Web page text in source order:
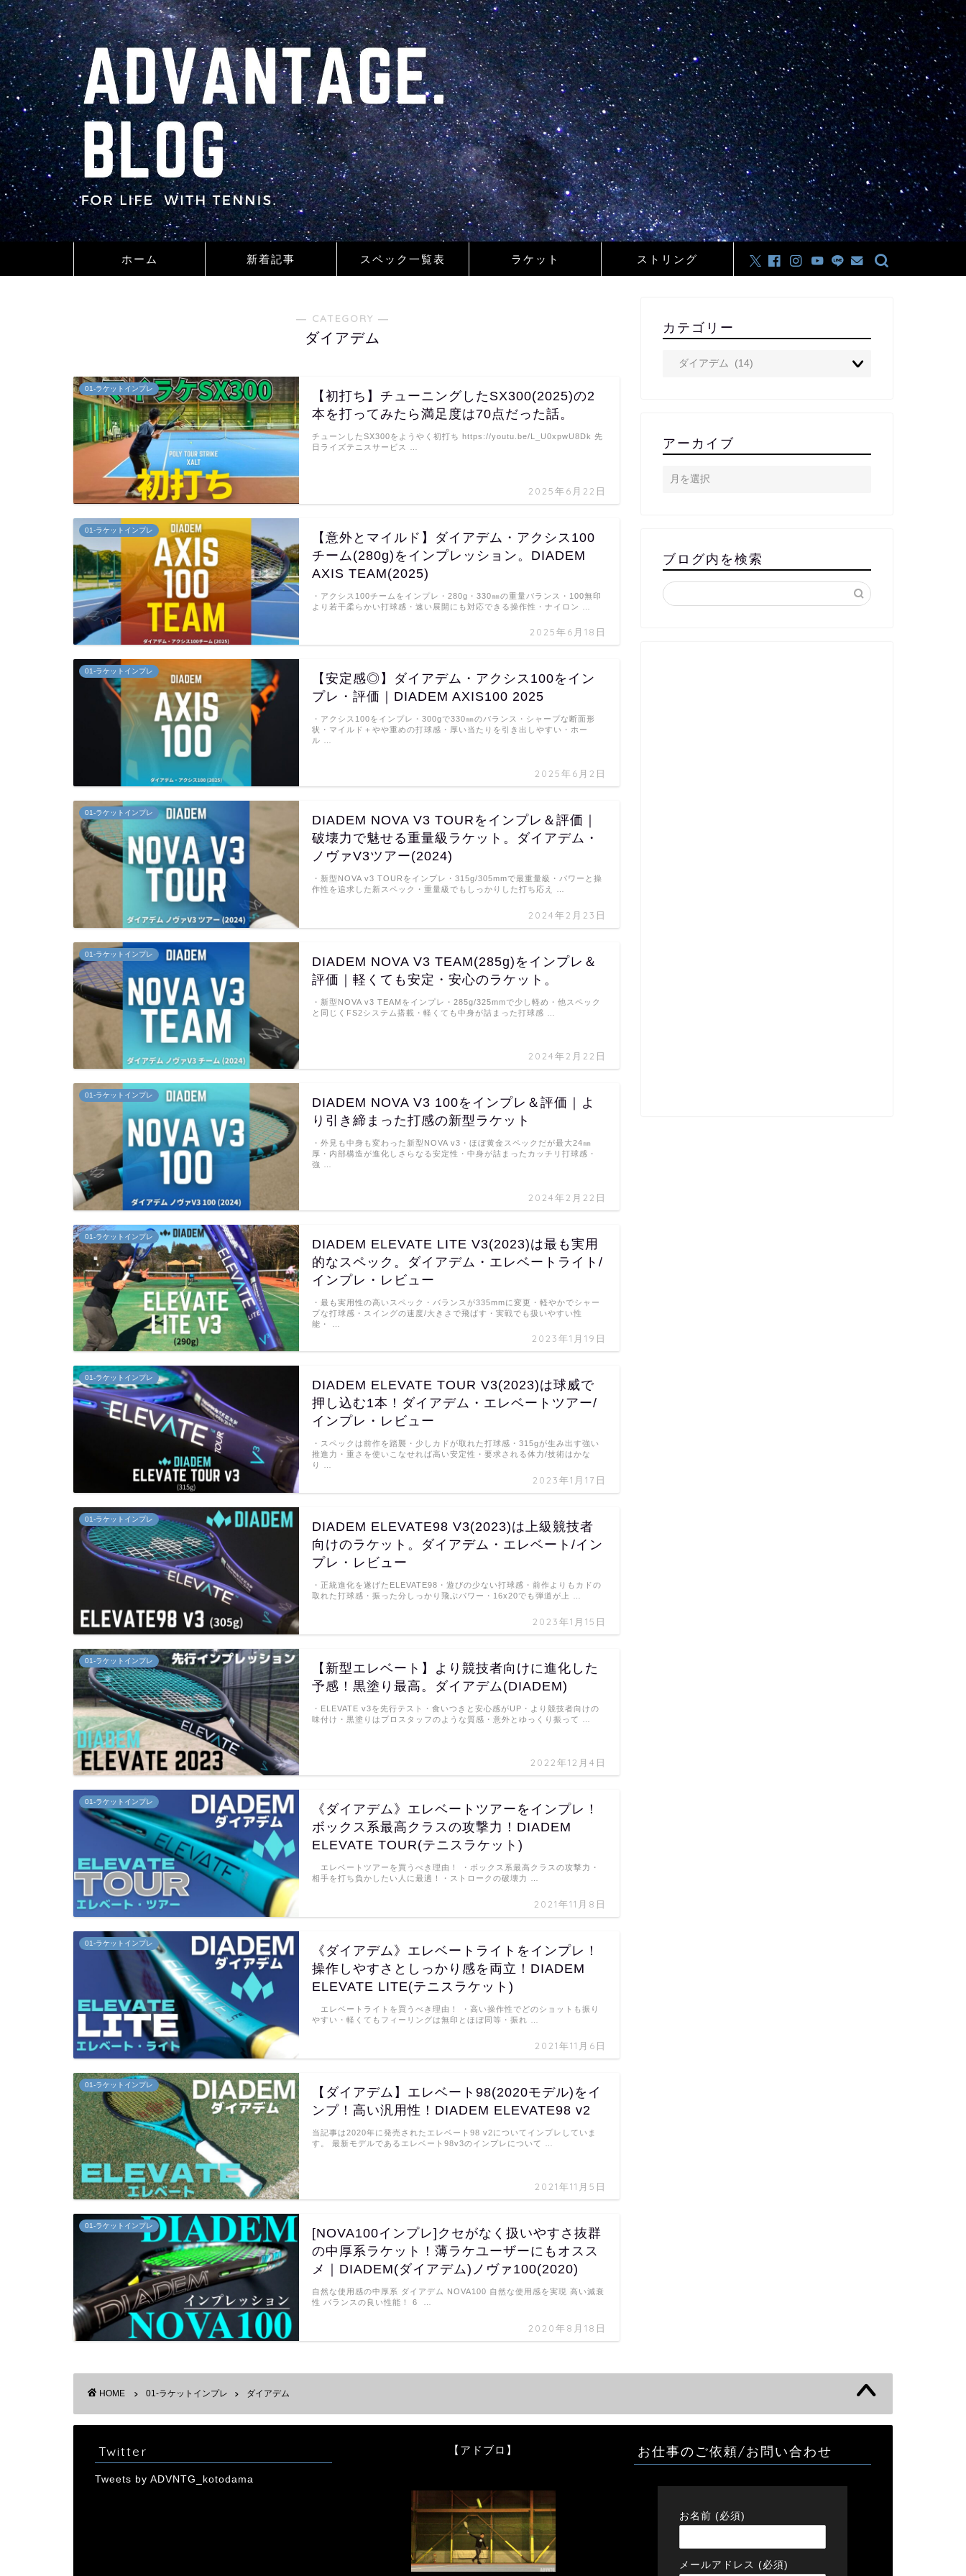
ホーム 新着記事 スペック一覧表 ラケット ストリング
― CATEGORY ―
ダイアデム
01-ラケットインプレ
【初打ち】チューニングしたSX300(2025)の2
本を打ってみたら満足度は70点だった話。
2025年6月22日
チューンしたSX300をようやく初打ち https://youtu.be/L_U0xpwU8Dk 先
日ライズテニスサービス …
01-ラケットインプレ
【意外とマイルド】ダイアデム・アクシス100
チーム(280g)をインプレッション。DIADEM
AXIS TEAM(2025)
2025年6月18日
・アクシス100チームをインプレ・280g・330㎜の重量バランス・100無印
より若干柔らかい打球感・速い展開にも対応できる操作性・ナイロン …
01-ラケットインプレ
【安定感◎】ダイアデム・アクシス100をイン
プレ・評価｜DIADEM AXIS100 2025
2025年6月2日
・アクシス100をインプレ・300gで330㎜のバランス・シャープな断面形
状・マイルド＋やや重めの打球感・厚い当たりを引き出しやすい・ホー
ル …
01-ラケットインプレ
DIADEM NOVA V3 TOURをインプレ＆評価｜
破壊力で魅せる重量級ラケット。ダイアデム・
ノヴァV3ツアー(2024)
2024年2月23日
・新型NOVA v3 TOURをインプレ・315g/305mmで最重量級・パワーと操
作性を追求した新スペック・重量級でもしっかりした打ち応え …
01-ラケットインプレ
DIADEM NOVA V3 TEAM(285g)をインプレ＆
評価｜軽くても安定・安心のラケット。
2024年2月22日
・新型NOVA v3 TEAMをインプレ・285g/325mmで少し軽め・他スペック
と同じくFS2システム搭載・軽くても中身が詰まった打球感 …
01-ラケットインプレ
DIADEM NOVA V3 100をインプレ＆評価｜よ
り引き締まった打感の新型ラケット
2024年2月22日
・外見も中身も変わった新型NOVA v3・ほぼ黄金スペックだが最大24㎜
厚・内部構造が進化しさらなる安定性・中身が詰まったカッチリ打球感・
強 …
01-ラケットインプレ
DIADEM ELEVATE LITE V3(2023)は最も実用
的なスペック。ダイアデム・エレベートライト/
インプレ・レビュー
2023年1月19日
・最も実用性の高いスペック・バランスが335mmに変更・軽やかでシャー
プな打球感・スイングの速度/大きさで飛ばす・実戦でも扱いやすい性
能・ …
01-ラケットインプレ
DIADEM ELEVATE TOUR V3(2023)は球威で
押し込む1本！ダイアデム・エレベートツアー/
インプレ・レビュー
2023年1月17日
・スペックは前作を踏襲・少しカドが取れた打球感・315gが生み出す強い
推進力・重さを使いこなせれば高い安定性・要求される体力/技術はかな
り …
01-ラケットインプレ
DIADEM ELEVATE98 V3(2023)は上級競技者
向けのラケット。ダイアデム・エレベート/イン
プレ・レビュー
2023年1月15日
・正統進化を遂げたELEVATE98・遊びの少ない打球感・前作よりもカドの
取れた打球感・振った分しっかり飛ぶパワー・16x20でも弾道が上 …
01-ラケットインプレ
【新型エレベート】より競技者向けに進化した
予感！黒塗り最高。ダイアデム(DIADEM)
2022年12月4日
・ELEVATE v3を先行テスト・食いつきと安心感がUP・より競技者向けの
味付け・黒塗りはプロスタッフのような質感・意外とゆっくり振って …
01-ラケットインプレ
《ダイアデム》エレベートツアーをインプレ！
ボックス系最高クラスの攻撃力！DIADEM
ELEVATE TOUR(テニスラケット)
2021年11月8日
エレベートツアーを買うべき理由！ ・ボックス系最高クラスの攻撃力・
相手を打ち負かしたい人に最適！・ストロークの破壊力 …
01-ラケットインプレ
《ダイアデム》エレベートライトをインプレ！
操作しやすさとしっかり感を両立！DIADEM
ELEVATE LITE(テニスラケット)
2021年11月6日
エレベートライトを買うべき理由！ ・高い操作性でどのショットも振り
やすい・軽くてもフィーリングは無印とほぼ同等・振れ …
01-ラケットインプレ
【ダイアデム】エレベート98(2020モデル)をイ
ンプ！高い汎用性！DIADEM ELEVATE98 v2
2021年11月5日
当記事は2020年に発売されたエレベート98 v2についてインプレしていま
す。 最新モデルであるエレベート98v3のインプレについて …
01-ラケットインプレ
[NOVA100インプレ]クセがなく扱いやすさ抜群
の中厚系ラケット！薄ラケユーザーにもオスス
メ｜DIADEM(ダイアデム)ノヴァ100(2020)
2020年8月18日
自然な使用感の中厚系 ダイアデム NOVA100 自然な使用感を実現 高い減衰
性 バランスの良い性能！ 6 …
カテゴリー
アーカイブ
ブログ内を検索
HOME 01-ラケットインプレ ダイアデム
Twitter
Tweets by ADVNTG_kotodama
【アドブロ】 お仕事のご依頼/お問い合わせ
お名前 (必須)
メールアドレス (必須)